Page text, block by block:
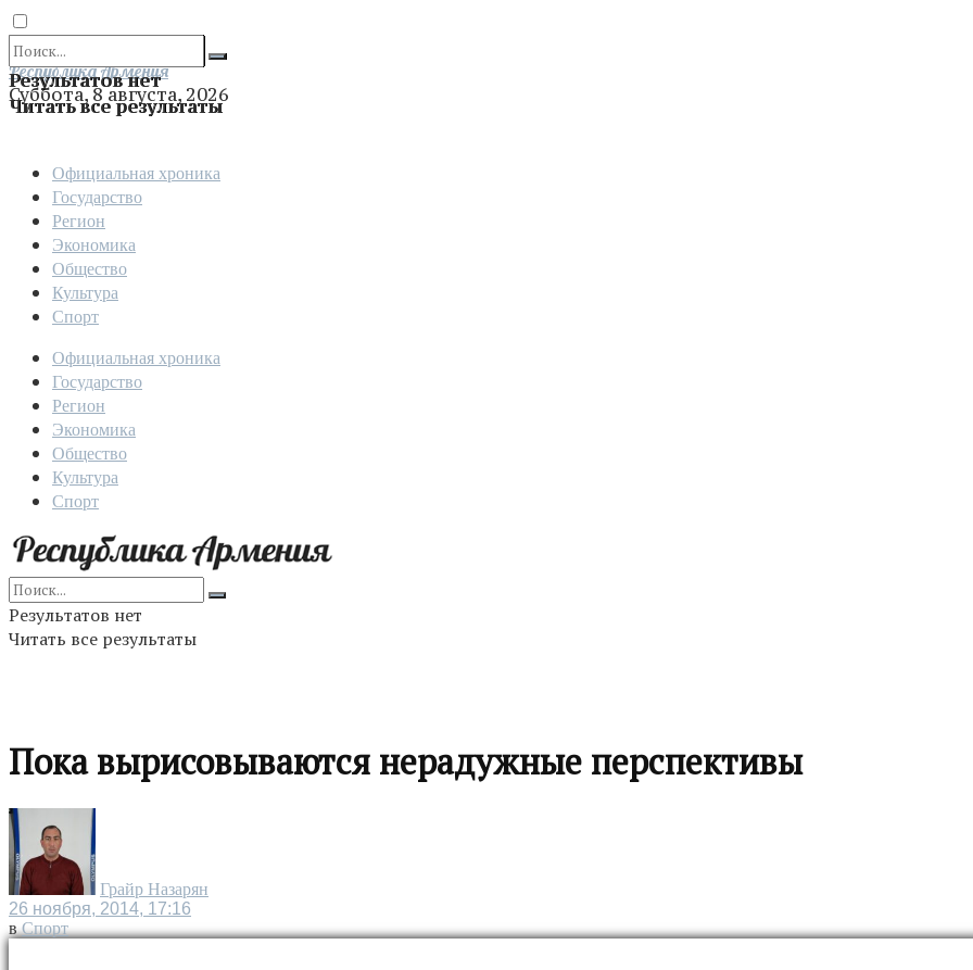
Результатов нет
Читать все результаты
Отправить
Республика Армения
Суббота, 8 августа, 2026
Официальная хроника
Государство
Регион
Экономика
Общество
Культура
Спорт
Официальная хроника
Государство
Регион
Экономика
Общество
Культура
Спорт
Результатов нет
Читать все результаты
Пока вырисовываются нерадужные перспективы
Грайр Назарян
26 ноября, 2014, 17:16
в Спорт